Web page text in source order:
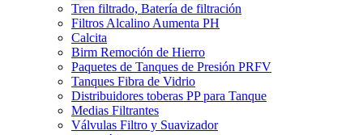
Tren filtrado, Batería de filtración
Filtros Alcalino Aumenta PH
Calcita
Birm Remoción de Hierro
Paquetes de Tanques de Presión PRFV
Tanques Fibra de Vidrio
Distribuidores toberas PP para Tanque
Medias Filtrantes
Válvulas Filtro y Suavizador